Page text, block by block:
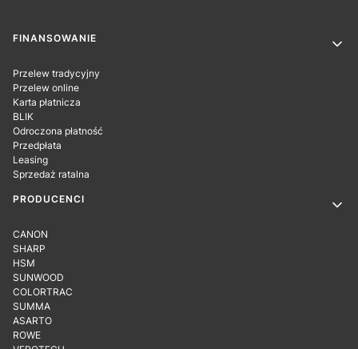
Linki w stopce
FINANSOWANIE
Przelew tradycyjny
Przelew online
Karta płatnicza
BLIK
Odroczona płatność
Przedpłata
Leasing
Sprzedaż ratalna
PRODUCENCI
CANON
SHARP
HSM
SUNWOOD
COLORTRAC
SUMMA
ASARTO
ROWE